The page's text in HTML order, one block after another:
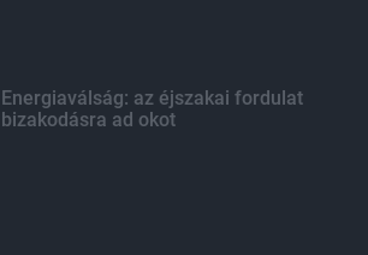
Energiaválság: az éjszakai fordulat
bizakodásra ad okot